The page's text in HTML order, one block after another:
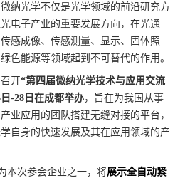
纳光学不仅是光学领域的前沿研究方
电子产业的重要发展方向，在光通
感成像、传感测量、显示、固体照
色能源等领域起到不可替代的作用。
开“第四届微纳光学技术与应用交流
日 -28 日在成都举办，旨在为我国从事
业应用的团队搭建无缝对接的平台，
自身的快速发展及其在应用领域的产
本次参会企业之一，将展示全自动紧